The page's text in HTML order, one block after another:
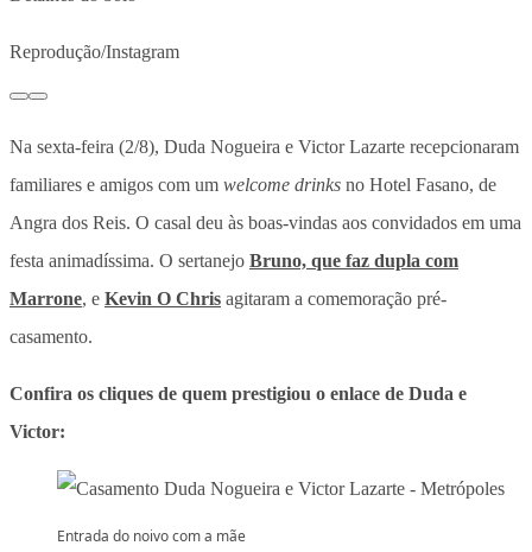
Reprodução/Instagram
Na sexta-feira (2/8), Duda Nogueira e Victor Lazarte recepcionaram
familiares e amigos com um welcome drinks no Hotel Fasano, de
Angra dos Reis. O casal deu às boas-vindas aos convidados em uma
festa animadíssima. O sertanejo Bruno, que faz dupla com
Marrone, e Kevin O Chris agitaram a comemoração pré-
casamento.
Confira os cliques de quem prestigiou o enlace de Duda e
Victor:
Entrada do noivo com a mãe